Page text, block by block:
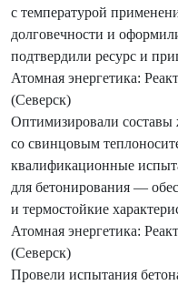
с температурой
долговечности и
подтвердили ресурс и
Атомная энергетика:
(Северск)
Оптимизировали составы
со свинцовым
квалификационные
для бетонирования —
и термостойкие
Атомная энергетика:
(Северск)
Провели испытания